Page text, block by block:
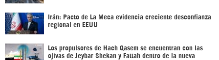
Irán: Pacto de La Meca evidencia creciente desconfianza
regional en EEUU
Los propulsores de Hach Qasem se encuentran con las
ojivas de Jeybar Shekan y Fattah dentro de la nueva